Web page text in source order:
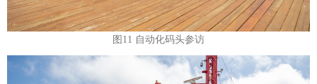
图11 自动化码头参访